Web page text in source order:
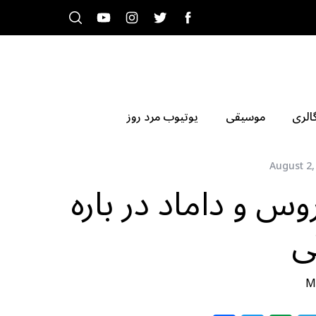
موسیقی یوتیوب مرد روز
August
و داماد در باره